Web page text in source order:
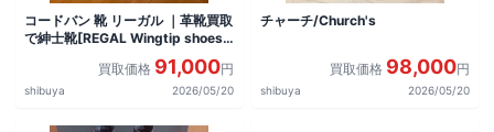
コードバン 靴 リーガル ｜革靴買取
で紳士靴[REGAL Wingtip shoes]
買取価格 91,000円
shibuya 2026/05/20
チャーチ/Church's
買取価格 98,000円
shibuya 2026/05/20